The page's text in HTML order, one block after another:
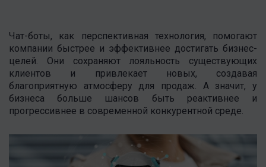
Чат-боты, как перспективная технология, помогают
компании быстрее и эффективнее достигать бизнес-
целей. Они сохраняют лояльность существующих
клиентов и привлекает новых, создавая
благоприятную атмосферу для продаж. А значит, у
бизнеса больше шансов быть реактивнее и
прогрессивнее в современной конкурентной среде.